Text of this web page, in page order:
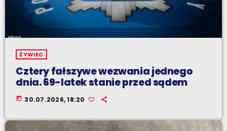
ŻYWIEC
Cztery fałszywe wezwania jednego
dnia. 69-latek stanie przed sądem
today 30.07.2026, 18:20